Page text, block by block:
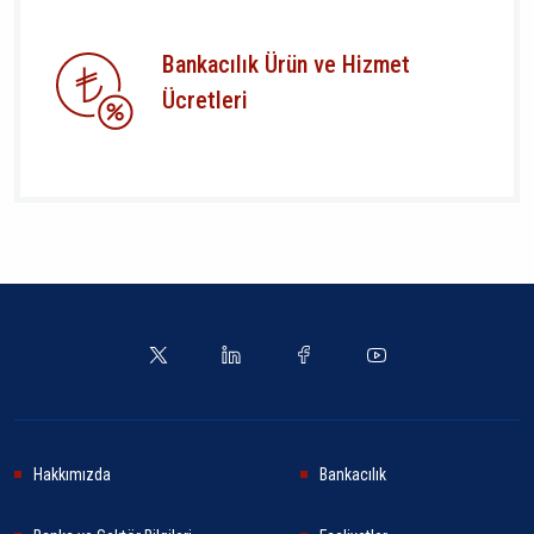
Bankacılık Ürün ve Hizmet
Ücretleri
Hakkımızda Bankacılık